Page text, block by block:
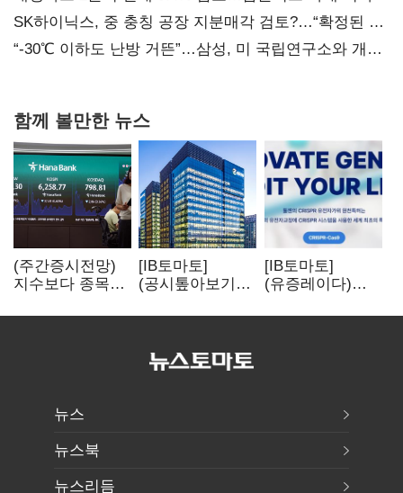
SK하이닉스, 중 충칭 공장 지분매각 검토?…“확정된 바
없어”
“-30℃ 이하도 난방 거뜬”…삼성, 미 국립연구소와 개발
함께 볼만한 뉴스
(주간증시전망)
지수보다 종목…
이어진다
[IB토마토]
(공시톺아보기)
바로 매출로
[IB토마토]
(유증레이다)
3분의 1 토막…
뉴스
뉴스북
뉴스리듬